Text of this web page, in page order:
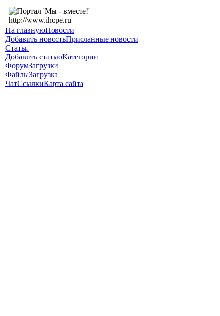
На главнуюНовости
Добавить новостьПрисланные новости
Статьи
Добавить статьюКатегории
ФорумЗагрузки
ФайлыЗагрузка
ЧатСсылкиКарта сайта